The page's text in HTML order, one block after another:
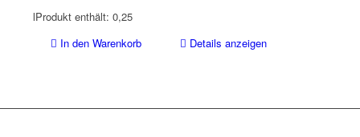
Produkt enthält: 0,25
l
In den Warenkorb
Details anzeigen